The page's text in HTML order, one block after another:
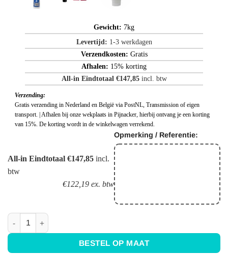
Gewicht: 7kg
Levertijd: 1-3 werkdagen
Verzendkosten: Gratis
Afhalen: 15% korting
All-in Eindtotaal €147,85incl. btw
Verzending:
Gratis verzending in Nederland en België via PostNL, Transmission of eigen
transport. | Afhalen bij onze wekplaats in Pijnacker, hierbij ontvang je een korting
van 15%. De korting wordt in de winkelwagen verrekend.
All-in Eindtotaal €147,85 incl.
btw
€122,19 ex. btw
Opmerking / Referentie:
RVS spiegel plaat - gepolijst RVS aantal
BESTEL OP MAAT